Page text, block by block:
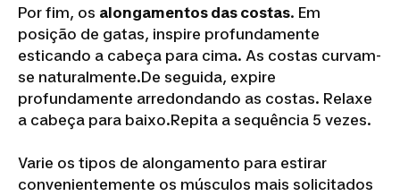
Por fim, os alongamentos das costas. Em
posição de gatas, inspire profundamente
esticando a cabeça para cima. As costas curvam-
se naturalmente.De seguida, expire
profundamente arredondando as costas. Relaxe
a cabeça para baixo.Repita a sequência 5 vezes.
Varie os tipos de alongamento para estirar
convenientemente os músculos mais solicitados